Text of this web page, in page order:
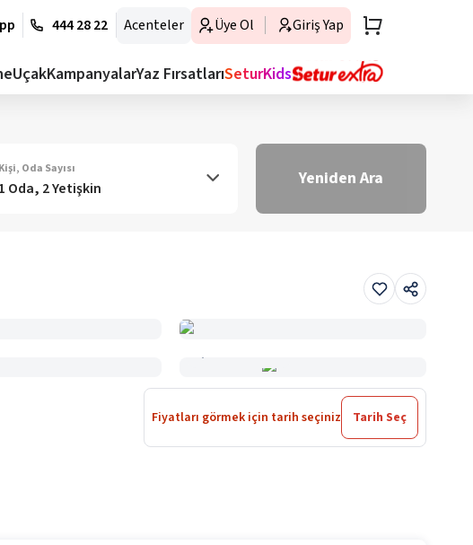
444 28 22 Acenteler Üye Ol Giriş Yap
UçakKampanyalarYaz FırsatlarıSeturKids
Kişi, Oda Sayısı
1 Oda, 2 Yetişkin Yeniden Ara
Fiyatları görmek için tarih seçiniz Tarih Seç